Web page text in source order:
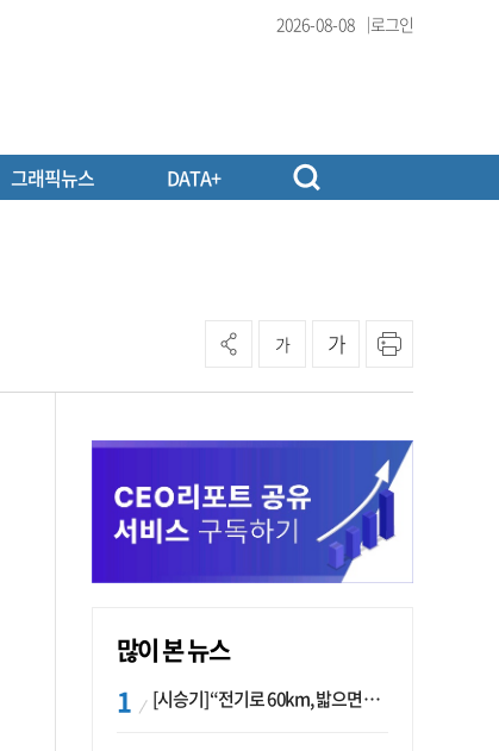
2026-08-08 로그인
그래픽뉴스 DATA+
가 가
많이 본 뉴스
[시승기] “전기로 60km, 밟으면 462마력”…볼보 XC60 T8의 두 얼굴